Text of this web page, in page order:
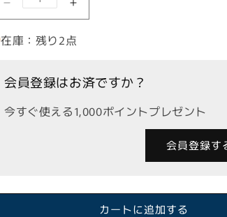
【FONT LAB】透かし柄スパンコール
【FONT LAB】透かし柄ス
在庫：残り2点
会員登録はお済ですか？
今すぐ使える1,000ポイントプレゼント
会員登録す
カートに追加する